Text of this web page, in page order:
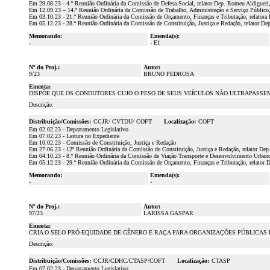
Em 29.08.23 - 4.ª Reunião Ordinária da Comissão de Defesa Social, relator Dep. Romeu
Em 12.09.23 – 14.ª Reunião Ordinária da Comissão de Trabalho, Administração e Serviço
Em 03.10.23 - 21.ª Reunião Ordinária da Comissão de Orçamento, Finanças e Tributação,
Em 05.12.23 - 28.ª Reunião Ordinária da Comissão de Constituição, Justiça e Redação, relator
Memorando:
-
Emenda(s):
- E1
Nº do Proj.:
9/23
Autor:
BRUNO PEDROSA
Ementa:
DISPÕE QUE OS CONDUTORES CUJO O PESO DE SEUS VEÍCULOS NÃO
Descrição:
Distribuição/Comissões: CCJR/ CVTDU/ COFT Localização: COFT
Em 02.02.23 - Departamento Legislativo
Em 07.02.23 - Leitura no Expediente
Em 10.02.23 - Comissão de Constituição, Justiça e Redação
Em 27.06.23 - 12º Reunião Ordinária da Comissão de Constituição, Justiça e Redação, relator
Em 04.10.23 - 8.ª Reunião Ordinária da Comissão de Viação Transporte e Desenvolvimento
Em 05.12.23 - 29.ª Reunião Ordinária da Comissão de Orçamento, Finanças e Tributação, relator
Memorando:
-
Emenda(s):
-
Nº do Proj.:
97/23
Autor:
LARISSA GASPAR
Ementa:
CRIA O SELO PRÓ-EQUIDADE DE GÊNERO E RAÇA PARA ORGANIZAÇÕES
Descrição:
Distribuição/Comissões: CCJR/CDHC/CTASP/COFT Localização: CTASP
Em 07.02.23 - Departamento Legislativo